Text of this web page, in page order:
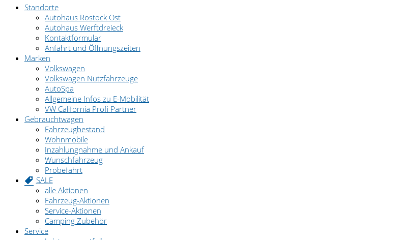
Standorte
Autohaus Rostock Ost
Autohaus Werftdreieck
Kontaktformular
Anfahrt und Öffnungszeiten
Marken
Volkswagen
Volkswagen Nutzfahrzeuge
AutoSpa
Allgemeine Infos zu E-Mobilität
VW California Profi Partner
Gebrauchtwagen
Fahrzeugbestand
Wohnmobile
Inzahlungnahme und Ankauf
Wunschfahrzeug
Probefahrt
SALE
alle Aktionen
Fahrzeug-Aktionen
Service-Aktionen
Camping Zubehör
Service